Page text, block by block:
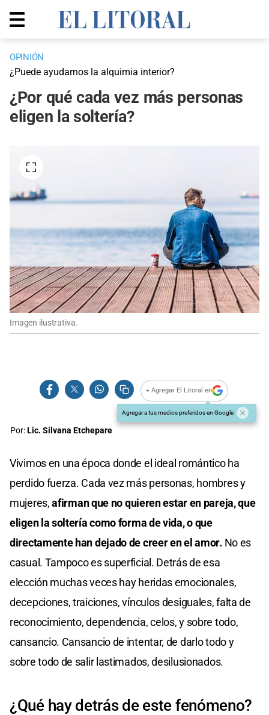
OPINIÓN
¿Puede ayudarnos la alquimia interior?
¿Por qué cada vez más personas
eligen la soltería?
Imagen ilustrativa.
+ Agregar El Litoral en
Agregar a tus medios preferidos en Google
Por:Lic. Silvana Etchepare
Vivimos en una época donde el ideal romántico ha
perdido fuerza. Cada vez más personas, hombres y
mujeres,afirman que no quieren estar en pareja, que
eligen la soltería como forma de vida, o que
directamente han dejado de creer en el amor. No es
casual. Tampoco es superficial. Detrás de esa
elección muchas veces hay heridas emocionales,
decepciones, traiciones, vínculos desiguales, falta de
reconocimiento, dependencia, celos, y sobre todo,
cansancio. Cansancio de intentar, de darlo todo y
sobre todo de salir lastimados, desilusionados.
¿Qué hay detrás de este fenómeno?